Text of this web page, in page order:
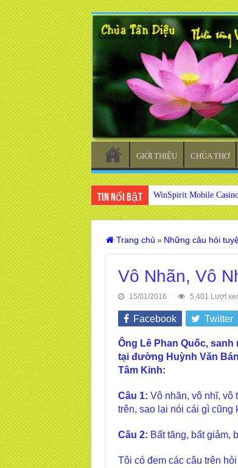
GIỚI THIỆU CHÙA THƠ
Tin nổi bật WinSpirit Mobile
Trang chủ » Những câu hỏi
Vô Nhãn, Vô
15/01/2016 5,401 Lượt
Facebook Twitter
Ông Lê Phan Quốc, sanh
tại đường Huỳnh Văn
Tâm Kinh:
Câu 1: Vô nhãn, vô nhĩ, vô
trên, sao lại nói cái gì cũng
Câu 2: Bất tăng, bất giảm,
Tôi có đem các câu trên